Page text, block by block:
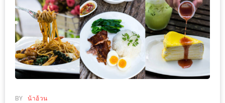
ลล์
ชิม
ที่
HIMMA
MARKET
BY น้าอ้วน